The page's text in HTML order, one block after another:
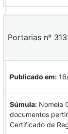
Portarias nº
Publicado em:
Súmula: Nomeia
documentos
Certificado de